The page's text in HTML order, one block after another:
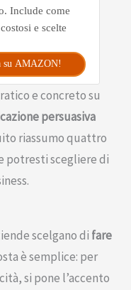
Include come
e scelte
su AMAZON!
e concreto su
persuasiva
riassumo quattro
potresti scegliere di
scelgano di fare
è semplice: per
si pone l’accento